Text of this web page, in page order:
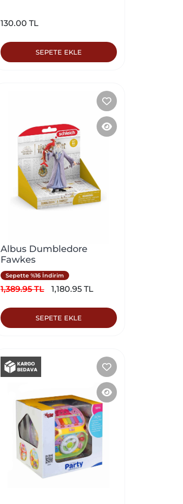
130.00 TL
SEPETE EKLE
Albus Dumbledore
Fawkes
Sepette %16 İndirim
1,389.95 TL 1,180.95 TL
SEPETE EKLE